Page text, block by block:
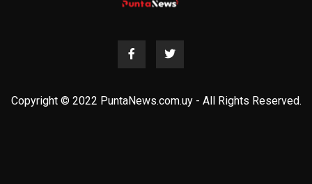
Copyright © 2022 PuntaNews.com.uy - All Rights Reserved.